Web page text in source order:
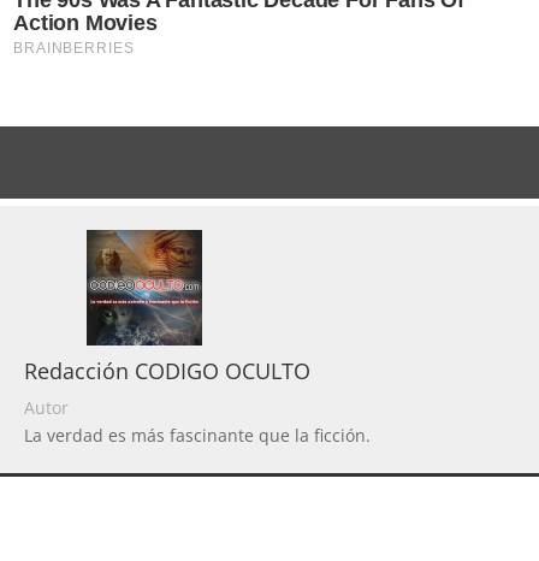
Redacción CODIGO OCULTO
Autor
La verdad es más fascinante que la ficción.